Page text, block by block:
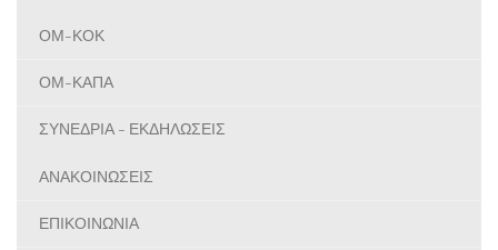
ΟΜ-ΚΟΚ
ΟΜ-ΚΑΠΑ
ΣΥΝΕΔΡΙΑ - ΕΚΔΗΛΩΣΕΙΣ
ΑΝΑΚΟΙΝΩΣΕΙΣ
ΕΠΙΚΟΙΝΩΝΙΑ